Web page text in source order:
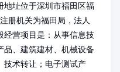
地址位于深圳市福田区福
册机关为福田局，法人
经营项目是：从事信息技
品、建筑建材、机械设备
技术转让；电子测试产